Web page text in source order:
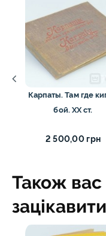
Карпаты. Там где
бой. ХХ ст.
2 500,00 грн
Також
зацікавити